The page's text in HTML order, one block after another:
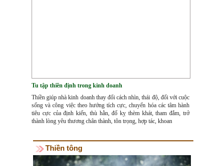
Tu tập thiền định trong kinh doanh
Thiền giúp nhà kinh doanh thay đổi cách nhìn, thái độ, đối với cuộc
sống và công việc theo hướng tích cực, chuyển hóa các tâm hành
tiêu cực của định kiến, thù hằn, đố kỵ thèm khát, tham đắm, trở
thành lòng yêu thương chân thành, tôn trọng, hợp tác, khoan
Thiền tông